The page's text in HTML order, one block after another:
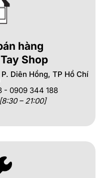
hàng
Shop
Diên Hồng, TP Hồ Chí
- 0909 344 188
– 21:00]